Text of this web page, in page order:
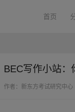
首页
BEC写作小站
作者：新东方考试研究中心